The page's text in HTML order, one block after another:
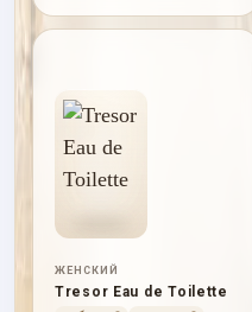
ЖЕНСКИЙ
Tresor Eau de Toilette